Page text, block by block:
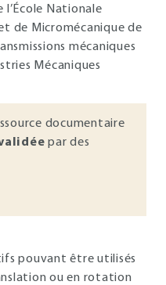
l’École Nationale
de Micromécanique de
mécaniques
Mécaniques
documentaire
par des
pouvant être utilisés
ou en rotation